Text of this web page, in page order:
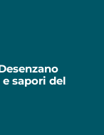
sapori del